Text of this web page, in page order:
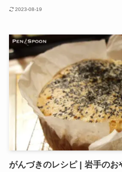
2023-08-19
がんづきのレシピ | 岩手のお